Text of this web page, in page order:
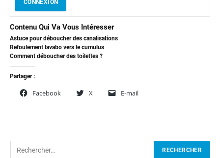
CONNEXION
Contenu Qui Va Vous Intéresser
Astuce pour déboucher des canalisations
Refoulement lavabo vers le cumulus
Comment déboucher des toilettes ?
Partager :
Facebook X E-mail